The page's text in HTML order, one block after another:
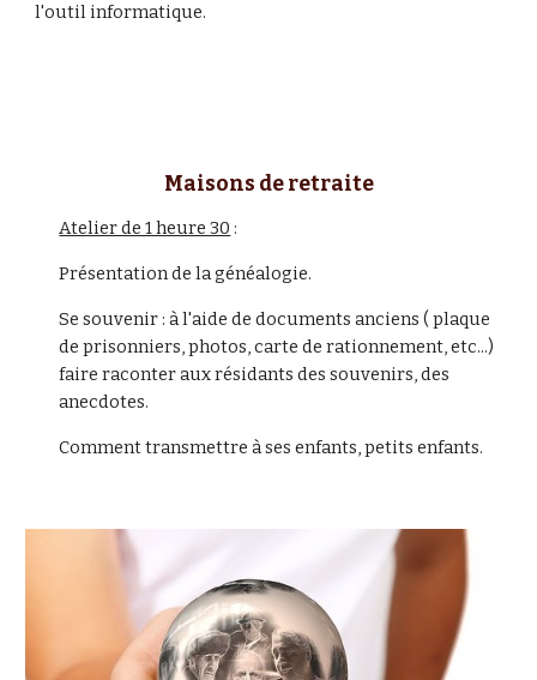
l'outil informatique.
Maisons de retraite
Atelier de 1 heure 30 :
Présentation de la généalogie.
Se souvenir : à l'aide de documents anciens ( plaque
de prisonniers, photos, carte de rationnement, etc...)
faire raconter aux résidants des souvenirs, des
anecdotes.
Comment transmettre à ses enfants, petits enfants.